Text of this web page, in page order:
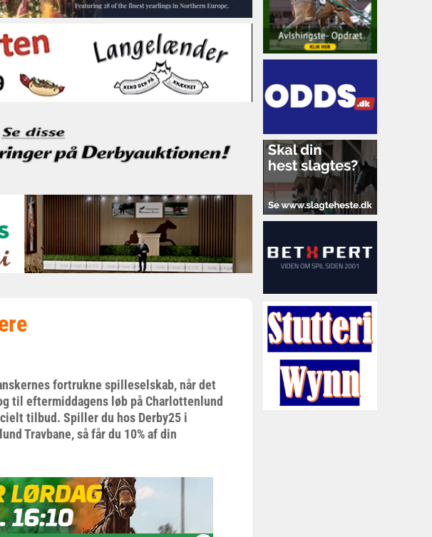
fortrukne spilleselskab, når det
til eftermiddagens løb på Charlottenlund
tilbud. Spiller du hos Derby25 i
Travbane, så får du 10% af din